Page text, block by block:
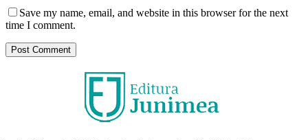
Save my name, email, and website in this browser for the next
time I comment.